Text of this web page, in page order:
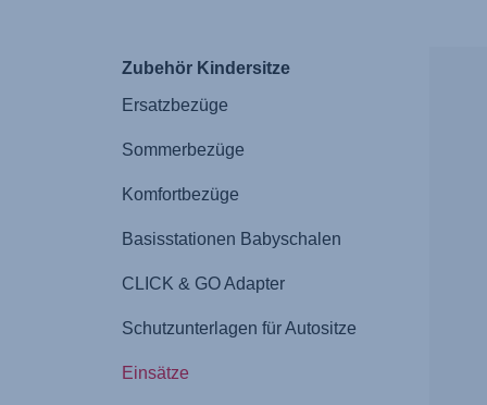
Zubehör Kindersitze
Ersatzbezüge
Sommerbezüge
Komfortbezüge
Basisstationen Babyschalen
CLICK & GO Adapter
Schutzunterlagen für Autositze
Einsätze